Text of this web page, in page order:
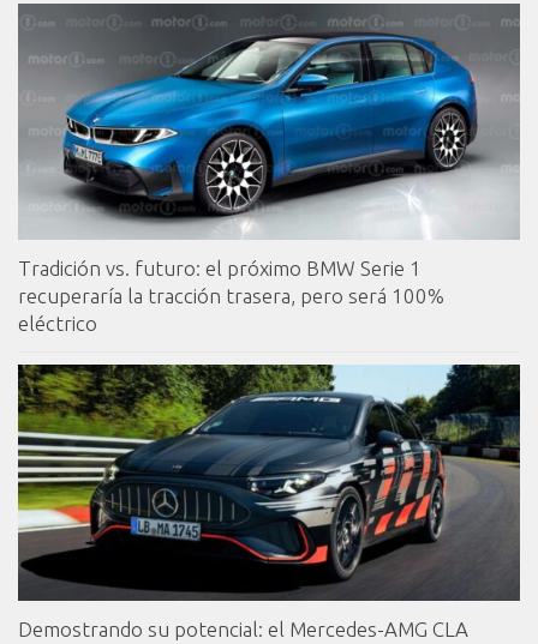
Tradición vs. futuro: el próximo BMW Serie 1
recuperaría la tracción trasera, pero será 100%
eléctrico
Demostrando su potencial: el Mercedes-AMG CLA